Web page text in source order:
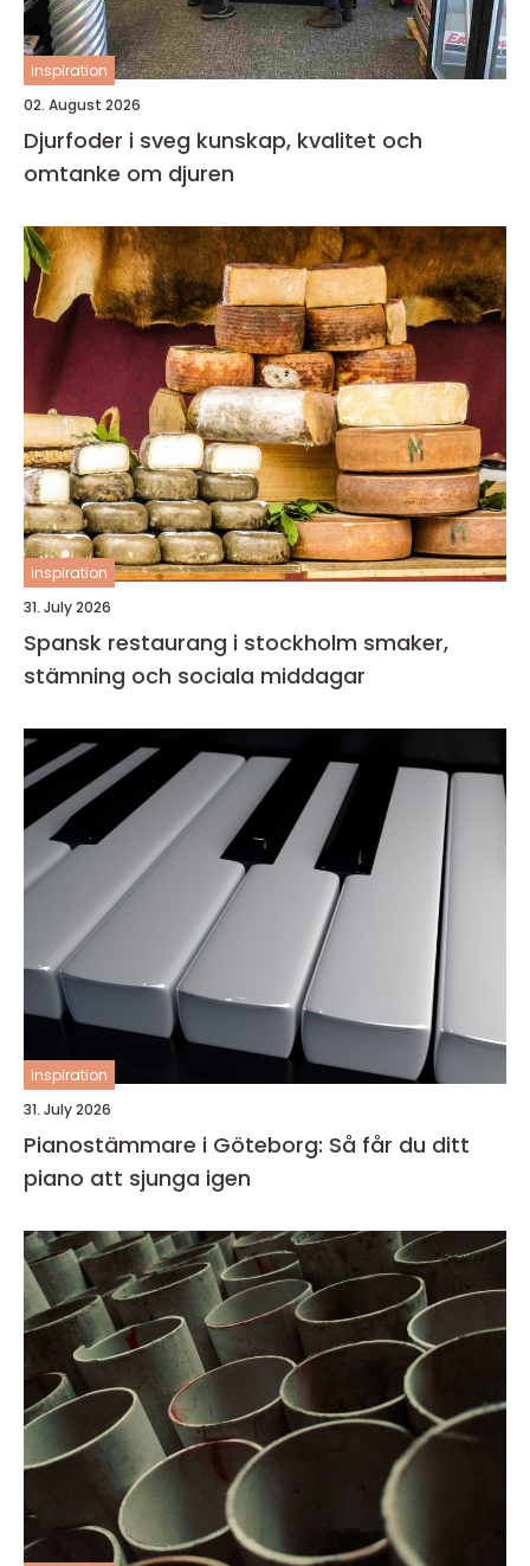
inspiration
02. August 2026
Djurfoder i sveg kunskap, kvalitet och
omtanke om djuren
inspiration
31. July 2026
Spansk restaurang i stockholm smaker,
stämning och sociala middagar
inspiration
31. July 2026
Pianostämmare i Göteborg: Så får du ditt
piano att sjunga igen